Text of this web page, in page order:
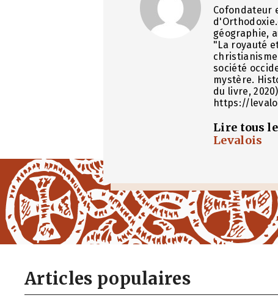
Cofondateur
géographie,
"La royauté
société
mystère.
du livre,
https://
Lire tous
Levalois
Articles populaires